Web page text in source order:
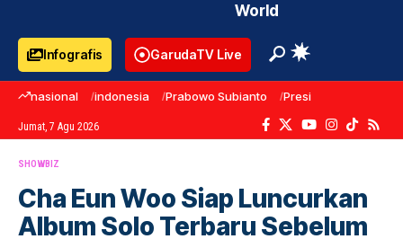
World
Infografis GarudaTV Live
nasional indonesia Prabowo Subianto Presiden Prabowo
Jumat, 7 Agu 2026
SHOWBIZ
Cha Eun Woo Siap Luncurkan
Album Solo Terbaru Sebelum